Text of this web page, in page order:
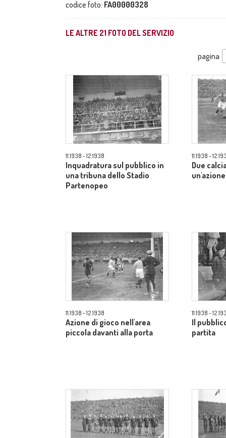
codice foto: FA00000328
LE ALTRE 21 FOTO DEL SERVIZIO
pagina
11.1938 - 12.1938
Inquadratura sul pubblico in
una tribuna dello Stadio
Partenopeo
11.1938 -
Due
11.1938 - 12.1938
Azione di gioco nell'area
piccola davanti alla porta
11.1938 -
Il
partita